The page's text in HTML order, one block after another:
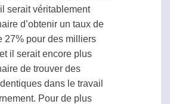
serait véritablement
d’obtenir un taux de
27% pour des milliers
il serait encore plus
de trouver des
dans le travail
Pour de plus